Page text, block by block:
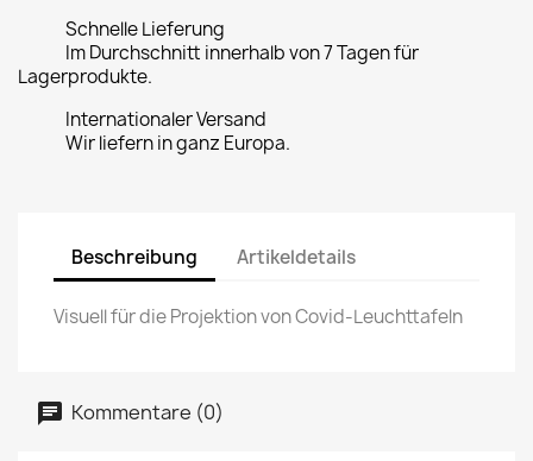
Schnelle Lieferung
Im Durchschnitt innerhalb von 7 Tagen für
Lagerprodukte.
Internationaler Versand
Wir liefern in ganz Europa.
Beschreibung Artikeldetails
Visuell für die Projektion von Covid-Leuchttafeln
Kommentare (0)